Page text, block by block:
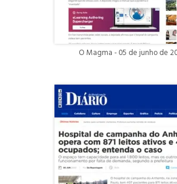
O Magma - 05 de junho de